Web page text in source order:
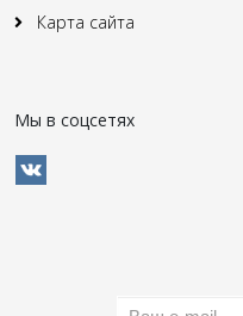
Карта сайта
Мы в соцсетях